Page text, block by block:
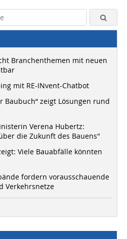
Branchenthemen mit neuen
mit RE-INvent-Chatbot
Baubuch“ zeigt Lösungen rund
Verena Hubertz:
die Zukunft des Bauens"
Viele Bauabfälle könnten
fordern vorausschauende
Verkehrsnetze